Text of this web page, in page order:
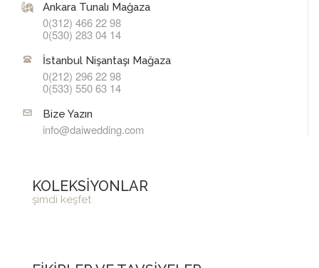
Ankara Tunalı Mağaza
0(312) 466 22 98
0(530) 283 04 14
İstanbul Nişantaşı Mağaza
0(212) 296 22 98
0(533) 550 63 14
Bize Yazın
info@daiwedding.com
KOLEKSİYONLAR
şimdi keşfet